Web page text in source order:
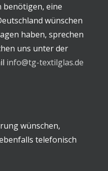
benötigen, eine
wünschen
haben, sprechen
uns unter der
info@tg-textilglas.de
wünschen,
telefonisch